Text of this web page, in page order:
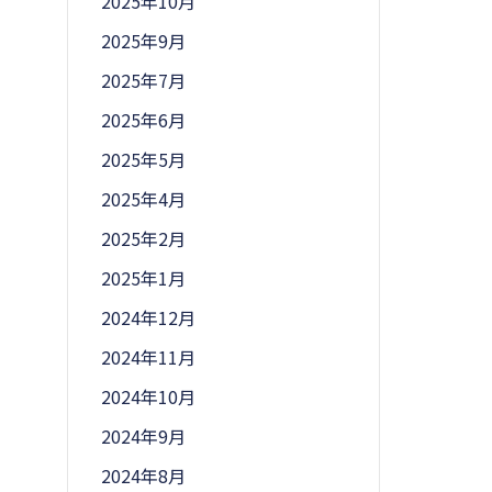
2025年9月
2025年7月
2025年6月
2025年5月
2025年4月
2025年2月
2025年1月
2024年12月
2024年11月
2024年10月
2024年9月
2024年8月